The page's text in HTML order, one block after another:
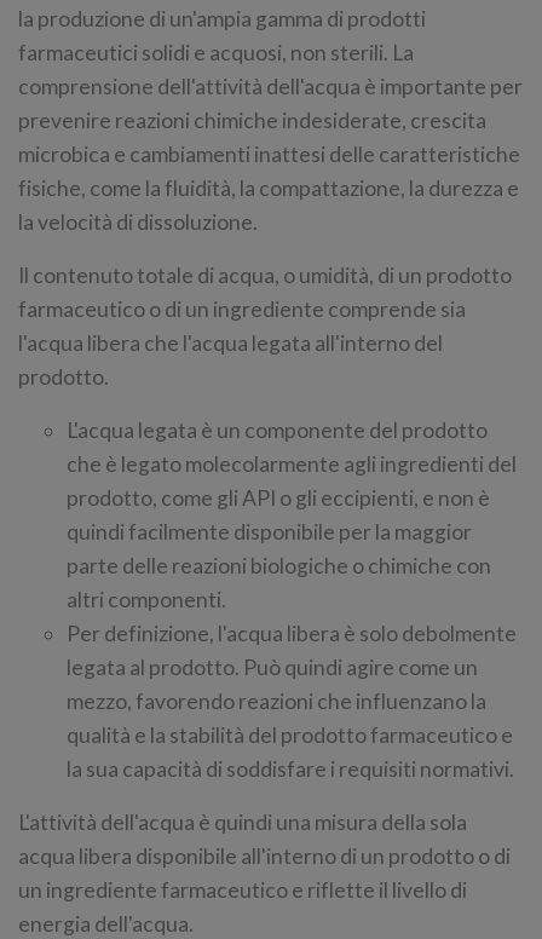
la produzione di un'ampia gamma di prodotti
farmaceutici solidi e acquosi, non sterili. La
comprensione dell'attività dell'acqua è importante per
prevenire reazioni chimiche indesiderate, crescita
microbica e cambiamenti inattesi delle caratteristiche
fisiche, come la fluidità, la compattazione, la durezza e
la velocità di dissoluzione.
Il contenuto totale di acqua, o umidità, di un prodotto
farmaceutico o di un ingrediente comprende sia
l'acqua libera che l'acqua legata all'interno del
prodotto.
L'acqua legata è un componente del prodotto
che è legato molecolarmente agli ingredienti del
prodotto, come gli API o gli eccipienti, e non è
quindi facilmente disponibile per la maggior
parte delle reazioni biologiche o chimiche con
altri componenti.
Per definizione, l'acqua libera è solo debolmente
legata al prodotto. Può quindi agire come un
mezzo, favorendo reazioni che influenzano la
qualità e la stabilità del prodotto farmaceutico e
la sua capacità di soddisfare i requisiti normativi.
L'attività dell'acqua è quindi una misura della sola
acqua libera disponibile all'interno di un prodotto o di
un ingrediente farmaceutico e riflette il livello di
energia dell'acqua.